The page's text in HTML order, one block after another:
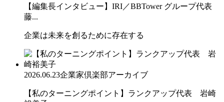
【編集長インタビュー】IRI／BBTower グループ代表
藤...
企業は未来を創るために存在する
2026.06.23企業家倶楽部アーカイブ
【私のターニングポイント】ランクアップ代表 岩崎